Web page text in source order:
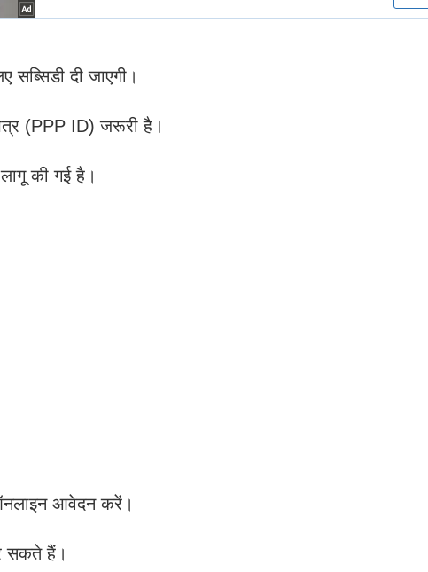
दी जाएगी।
(PPP ID) जरूरी है।
की गई है।
ऑनलाइन आवेदन करें।
सकते हैं।